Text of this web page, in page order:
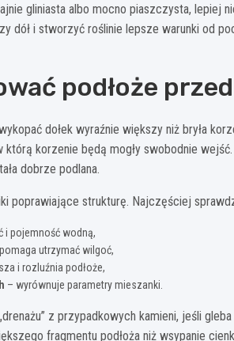
gliniasta albo mocno piaszczysta, lepiej
dół i stworzyć roślinie lepsze warunki od
podłoże
dołek wyraźnie większy niż bryła
korzenie będą mogły swobodnie
dobrze podlana.
poprawiające strukturę. Najczęściej
i pojemność wodną,
utrzymać wilgoć,
i rozluźnia podłoże,
– wyrównuje parametry mieszanki.
z przypadkowych kamieni, jeśli
fragmentu podłoża niż wsypanie